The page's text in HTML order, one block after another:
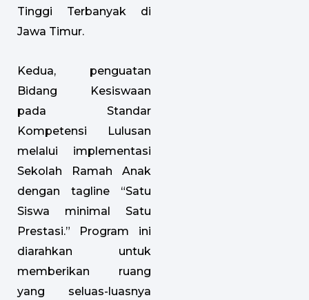
Tinggi Terbanyak di
Jawa Timur.
Kedua, penguatan
Bidang Kesiswaan
pada Standar
Kompetensi Lulusan
melalui implementasi
Sekolah Ramah Anak
dengan tagline “Satu
Siswa minimal Satu
Prestasi.” Program ini
diarahkan untuk
memberikan ruang
yang seluas-luasnya